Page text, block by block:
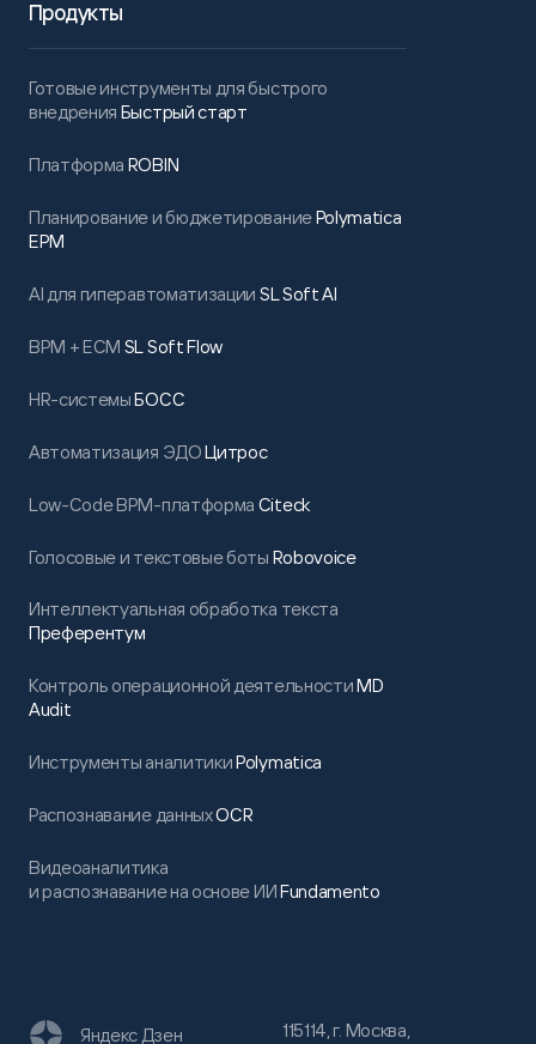
Продукты
Готовые инструменты для быстрого
внедрения Быстрый старт
Платформа ROBIN
Планирование и бюджетированиеPolymatica
EPM
AI для гиперавтоматизации SL Soft AI
BPM + ECM SL Soft Flow
HR-системыБОСС
Автоматизация ЭДОЦитрос
Low-Code BPM-платформа Citeck
Голосовые и текстовые боты Robovoice
Интеллектуальная обработка текста
Преферентум
Контроль операционной деятельностиMD
Audit
Инструменты аналитикиPolymatica
Распознавание данныхOCR
Видеоаналитика
и распознавание на основе ИИFundamento
115114, г. Москва,
Яндекс Дзен